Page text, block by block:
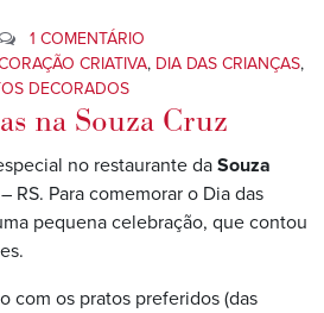
1 COMENTÁRIO
CRIATIVA, DIA DAS CRIANÇAS,
DECORADOS
na Souza Cruz
no restaurante da Souza
– RS. Para comemorar o Dia das
pequena celebração, que contou
com os pratos preferidos (das